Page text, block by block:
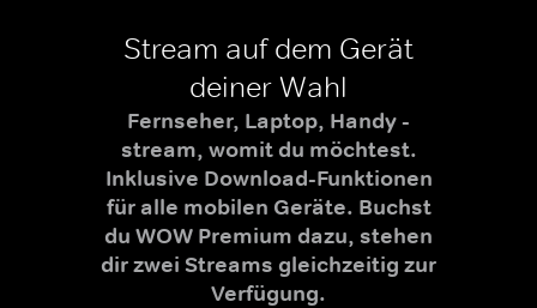
Stream auf dem Gerät
deiner Wahl
Fernseher, Laptop, Handy -
stream, womit du möchtest.
Inklusive Download-Funktionen
für alle mobilen Geräte. Buchst
du WOW Premium dazu, stehen
dir zwei Streams gleichzeitig zur
Verfügung.